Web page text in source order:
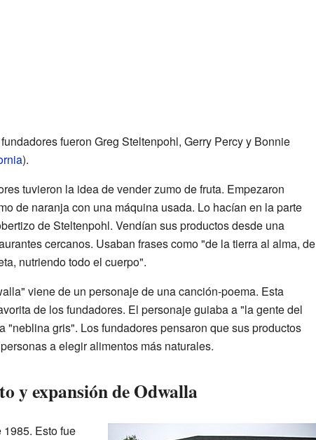
fueron Greg Steltenpohl, Gerry Percy y Bonnie
).
tuvieron la idea de vender zumo de fruta. Empezaron
de naranja con una máquina usada. Lo hacían en la parte
de Steltenpohl. Vendían sus productos desde una
cercanos. Usaban frases como "de la tierra al alma, de
nutriendo todo el cuerpo".
viene de un personaje de una canción-poema. Esta
de los fundadores. El personaje guiaba a "la gente del
"neblina gris". Los fundadores pensaron que sus productos
a elegir alimentos más naturales.
y expansión de Odwalla
Esto fue